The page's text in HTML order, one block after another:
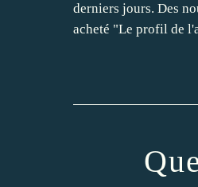
derniers jours. Des
acheté "Le profil de